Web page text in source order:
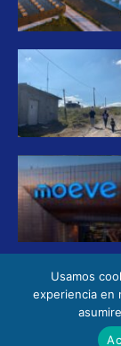
© 2025 Global
Usamos
experiencia en